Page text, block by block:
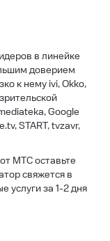
в линейке
доверием
к нему ivi, Okko,
Google
START, tvzavr,
МТС оставьте
свяжется в
услуги за 1-2 дня